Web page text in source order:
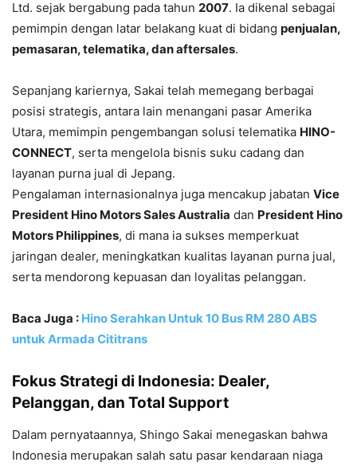
Ltd. sejak bergabung pada tahun 2007. Ia dikenal sebagai
pemimpin dengan latar belakang kuat di bidang penjualan,
pemasaran, telematika, dan aftersales.
Sepanjang kariernya, Sakai telah memegang berbagai
posisi strategis, antara lain menangani pasar Amerika
Utara, memimpin pengembangan solusi telematika HINO-
CONNECT, serta mengelola bisnis suku cadang dan
layanan purna jual di Jepang.
Pengalaman internasionalnya juga mencakup jabatan Vice
President Hino Motors Sales Australia dan President Hino
Motors Philippines, di mana ia sukses memperkuat
jaringan dealer, meningkatkan kualitas layanan purna jual,
serta mendorong kepuasan dan loyalitas pelanggan.
Baca Juga : Hino Serahkan Untuk 10 Bus RM 280 ABS
untuk Armada Cititrans
Fokus Strategi di Indonesia: Dealer,
Pelanggan, dan Total Support
Dalam pernyataannya, Shingo Sakai menegaskan bahwa
Indonesia merupakan salah satu pasar kendaraan niaga